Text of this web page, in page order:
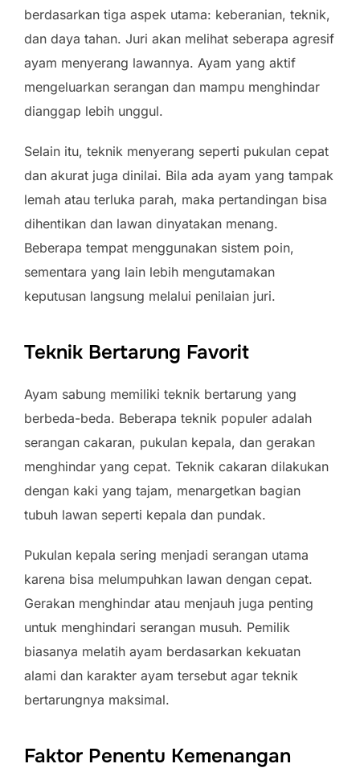
berdasarkan tiga aspek utama: keberanian, teknik,
dan daya tahan. Juri akan melihat seberapa agresif
ayam menyerang lawannya. Ayam yang aktif
mengeluarkan serangan dan mampu menghindar
dianggap lebih unggul.
Selain itu, teknik menyerang seperti pukulan cepat
dan akurat juga dinilai. Bila ada ayam yang tampak
lemah atau terluka parah, maka pertandingan bisa
dihentikan dan lawan dinyatakan menang.
Beberapa tempat menggunakan sistem poin,
sementara yang lain lebih mengutamakan
keputusan langsung melalui penilaian juri.
Teknik Bertarung Favorit
Ayam sabung memiliki teknik bertarung yang
berbeda-beda. Beberapa teknik populer adalah
serangan cakaran, pukulan kepala, dan gerakan
menghindar yang cepat. Teknik cakaran dilakukan
dengan kaki yang tajam, menargetkan bagian
tubuh lawan seperti kepala dan pundak.
Pukulan kepala sering menjadi serangan utama
karena bisa melumpuhkan lawan dengan cepat.
Gerakan menghindar atau menjauh juga penting
untuk menghindari serangan musuh. Pemilik
biasanya melatih ayam berdasarkan kekuatan
alami dan karakter ayam tersebut agar teknik
bertarungnya maksimal.
Faktor Penentu Kemenangan